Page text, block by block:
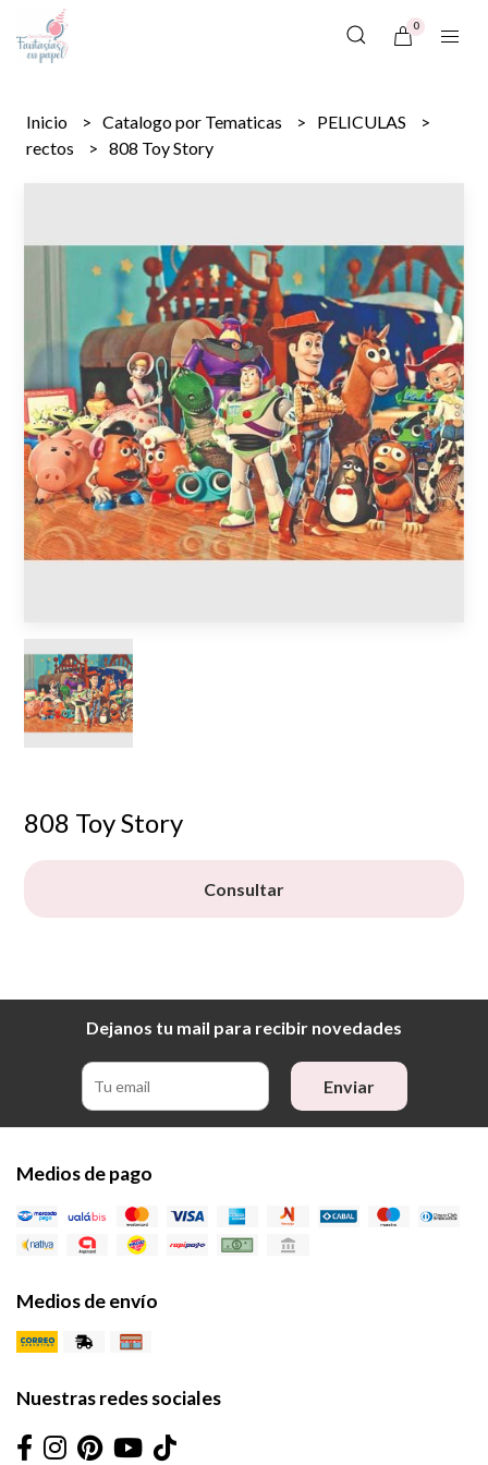
0
Inicio Catalogo por Tematicas
PELICULAS
rectos
808 Toy Story
808 Toy Story
Consultar
Dejanos tu mail para recibir novedades
Enviar
Medios de pago
Medios de envío
Nuestras redes sociales